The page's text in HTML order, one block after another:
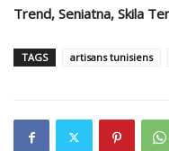
Trend, Seniatna, Skila
TAGS artisans tunisiens